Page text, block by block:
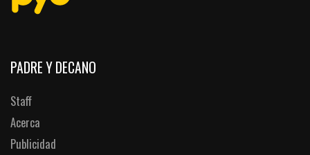
PADRE Y DECANO
Staff
Acerca
Publicidad